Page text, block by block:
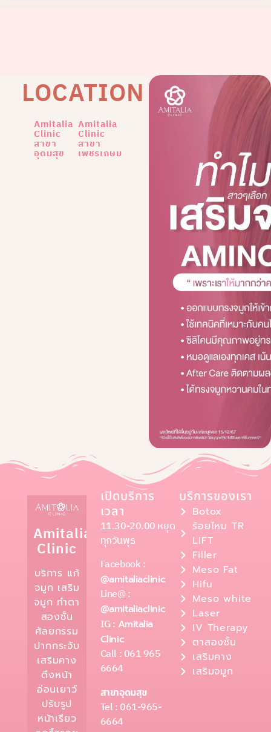
LOCATION
Amitalia
Clinic
สาขา
อุดมสุข
Amitalia
Clinic
สาขา
เพชรเกษม
Amitalia
Clinic
บริการ แก้
จมูก เสริม
จมูก ทำตา
สองชั้น
ศัลยกรรม
ปากกระจับ
เสริมคาง
ดึงหน้า
อ่อนเยาว์
ปรับรูป
หน้าเรียว
เปิดบริการ
เวลา
11.30-20.00 หยุด
ทุกวันพุธ
Facebook :
@amitaliaclinic
Line@ :
@amitaliaclinic
IG : Amitalia
Clinic
Call : 061 965
6664
สาขาอุดมสุข
Tel : 061-965-
6664
บริการของเรา
Botox
ร้อยไหม TR
LIFT
Filler
Meso Fat
Hifu
Meso white
Laser
IV Therapy
ตาสองชั้น
เสริมคาง
เสริมจมูก